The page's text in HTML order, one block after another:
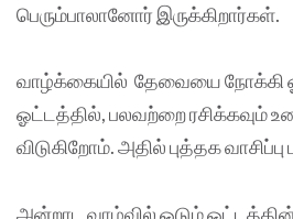
பெரும்பாலானோர் இருக்கிறார்கள்.
வாழ்க்கையில் தேவையை நோக்கி
ஓட்டத்தில், பலவற்றை ரசிக்கவும்
விடுகிறோம். அதில் புத்தக
அன்றாட வாழ்வில் ஓடும்